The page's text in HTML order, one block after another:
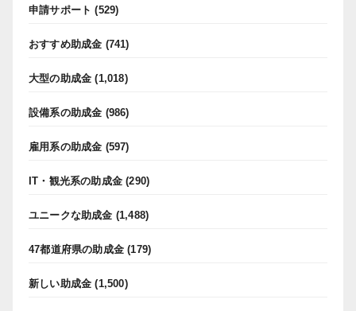
申請サポート (529)
おすすめ助成金 (741)
大型の助成金 (1,018)
設備系の助成金 (986)
雇用系の助成金 (597)
IT・観光系の助成金 (290)
ユニークな助成金 (1,488)
47都道府県の助成金 (179)
新しい助成金 (1,500)